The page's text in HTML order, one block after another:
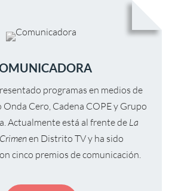
programas en medios de
Onda Cero, Cadena COPE y Grupo
Actualmente está al frente de La
en Distrito TV y ha sido
cinco premios de comunicación.